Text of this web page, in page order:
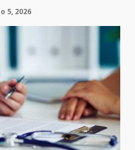
5, 2026